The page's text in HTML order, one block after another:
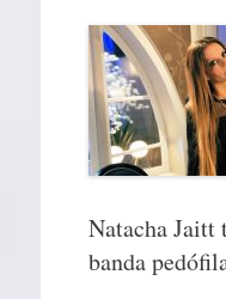
Natacha Jaitt
banda